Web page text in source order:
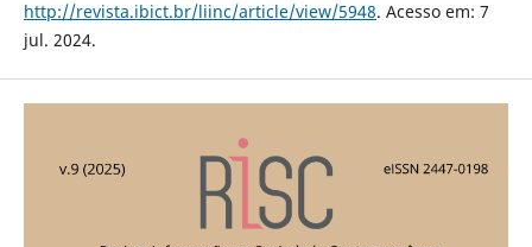
http://revista.ibict.br/liinc/article/view/5948. Acesso em: 7
jul. 2024.